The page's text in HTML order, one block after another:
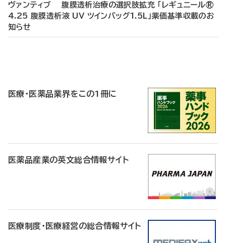
ヴァンティブ 腹膜透析治療の選択肢拡充 「レギュニール®
4.25 腹膜透析液 UV ツインバッグ1.5L」薬価基準収載のお
知らせ
医療・医薬品業界をこの1冊に
医薬品産業の英文総合情報サイト
医療制度・医療経営の総合情報サイト